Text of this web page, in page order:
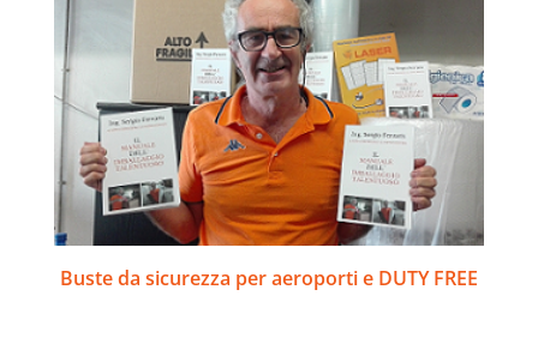
Buste da sicurezza per aeroporti e DUTY FREE